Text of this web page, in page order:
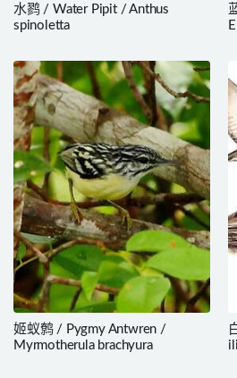
水鹨 / Water Pipit / Anthus
spinoletta
姬蚁鹩 / Pygmy Antwren /
Myrmotherula brachyura